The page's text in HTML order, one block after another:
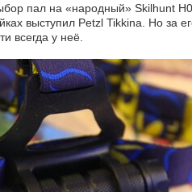
пал на «народный» Skilhunt
выступил Petzl Tikkina. Но за
всегда у неё.